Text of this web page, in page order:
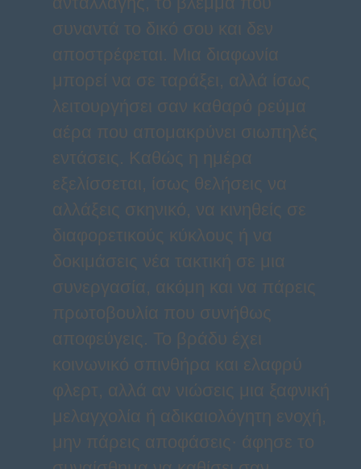
συναντά το δικό σου και δεν
αποστρέφεται. Μια διαφωνία
μπορεί να σε ταράξει, αλλά ίσως
λειτουργήσει σαν καθαρό ρεύμα
αέρα που απομακρύνει σιωπηλές
εντάσεις. Καθώς η ημέρα
εξελίσσεται, ίσως θελήσεις να
αλλάξεις σκηνικό, να κινηθείς σε
διαφορετικούς κύκλους ή να
δοκιμάσεις νέα τακτική σε μια
συνεργασία, ακόμη και να πάρεις
πρωτοβουλία που συνήθως
αποφεύγεις. Το βράδυ έχει
κοινωνικό σπινθήρα και ελαφρύ
φλερτ, αλλά αν νιώσεις μια ξαφνική
μελαγχολία ή αδικαιολόγητη ενοχή,
μην πάρεις αποφάσεις· άφησε το